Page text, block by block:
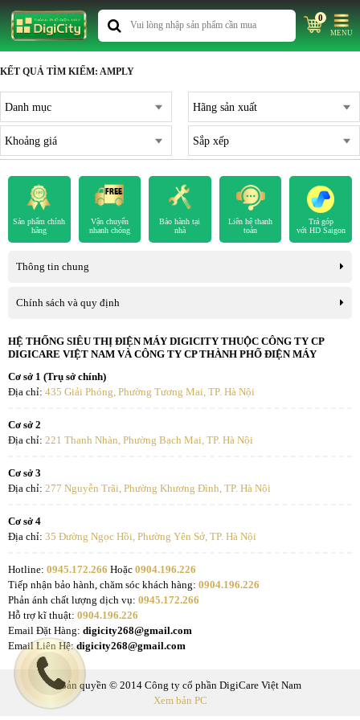
0
MENU
KẾT QUẢ TÌM KIẾM: AMPLY
Danh mục Hãng sản xuất
Khoảng giá Sắp xếp
Sản phẩm chính
hãng
Vận chuyển
nhanh chóng
Bảo hành tại
nhà
Liên hệ thanh
toán
Trả góp
với HD Saigon
Thông tin chung
Chính sách và quy định
HỆ THỐNG SIÊU THỊ ĐIỆN MÁY DIGICITY THUỘC CÔNG TY CP
DIGICARE VIỆT NAM VÀ CÔNG TY CP THÀNH PHỐ ĐIỆN MÁY
Cơ sở 1 (Trụ sở chính)
Địa chỉ: 435 Giải Phóng, Phường Tương Mai, TP. Hà Nội
Cơ sở 2
Địa chỉ: 221 Thanh Nhàn, Phường Bạch Mai, TP. Hà Nội
Cơ sở 3
Địa chỉ: 277 Nguyễn Trãi, Phường Khương Đình, TP. Hà Nội
Cơ sở 4
Địa chỉ: 35 Đường Ngọc Hồi, Phường Yên Sở, TP. Hà Nội
Hotline: 0945.172.266 Hoặc 0904.196.226
Tiếp nhận bảo hành, chăm sóc khách hàng: 0904.196.226
Phản ánh chất lượng dịch vụ: 0945.172.266
Hỗ trợ kĩ thuật: 0904.196.226
Email Đặt Hàng: digicity268@gmail.com
Email Liên Hệ:digicity268@gmail.com
Bản quyền © 2014 Công ty cổ phần DigiCare Việt Nam
Xem bản PC